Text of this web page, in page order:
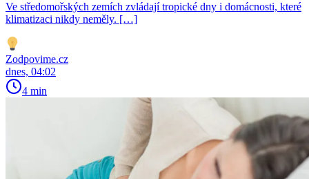
Ve středomořských zemích zvládají tropické dny i domácnosti, které
klimatizaci nikdy neměly. […]
Zodpovime.cz
dnes, 04:02
4 min